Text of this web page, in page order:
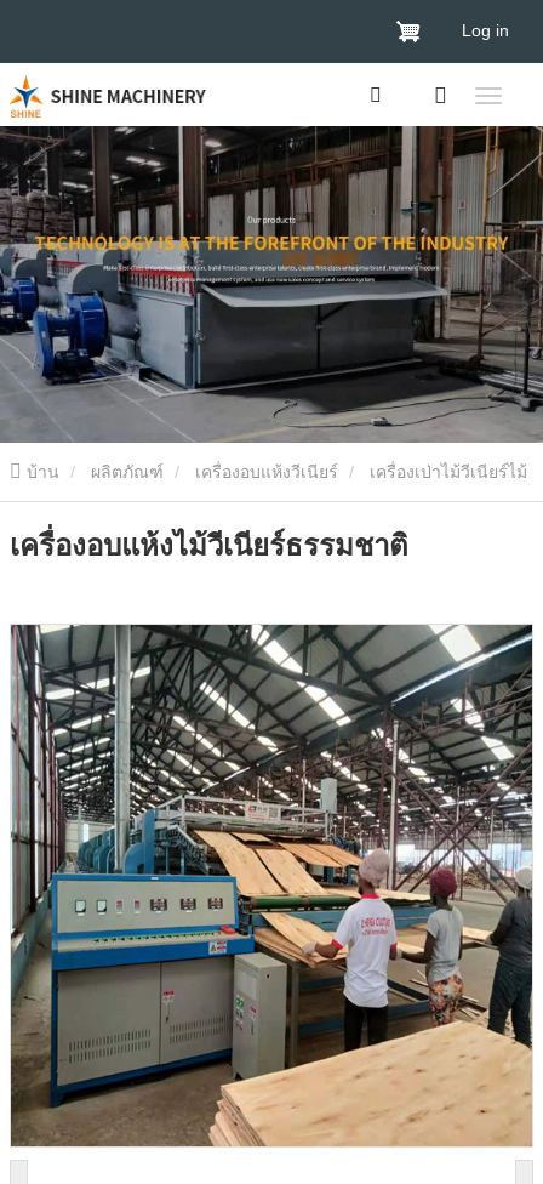
Log in
บ้าน ผลิตภัณฑ์ เครื่องอบแห้งวีเนียร์ เครื่องเป่าไม้วีเนียร์ไม้
เครื่องอบแห้งไม้วีเนียร์ธรรมชาติ
เครื่องอบแห้งไม้วีเนียร์ธรรมชาติ